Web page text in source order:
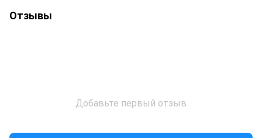
Отзывы
Добавьте первый отзыв